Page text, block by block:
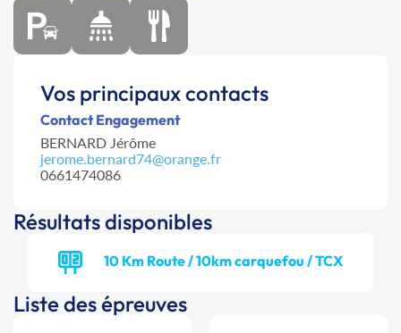
Vos principaux contacts
Contact Engagement
BERNARD Jérôme
jerome.bernard74@orange.fr
0661474086
Résultats disponibles
10 Km Route / 10km carquefou / TCX
Liste des épreuves